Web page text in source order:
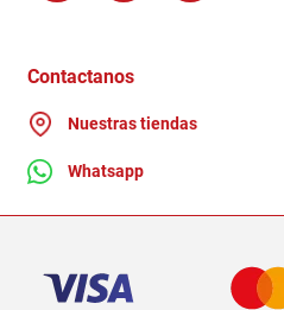
Ganadores - Promociones
Contactanos
Nuestras tiendas
Whatsapp